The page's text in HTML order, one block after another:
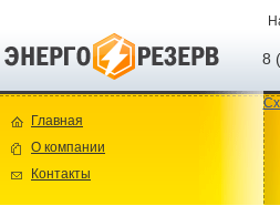
8
Главная
О компании
Контакты